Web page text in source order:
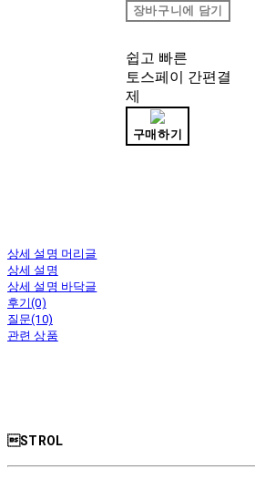
장바구니에 담기
쉽고 빠른
토스페이 간편결
제
구매하기
상세 설명 머리글
상세 설명
상세 설명 바닥글
후기(0)
질문(10)
관련 상품
STROL